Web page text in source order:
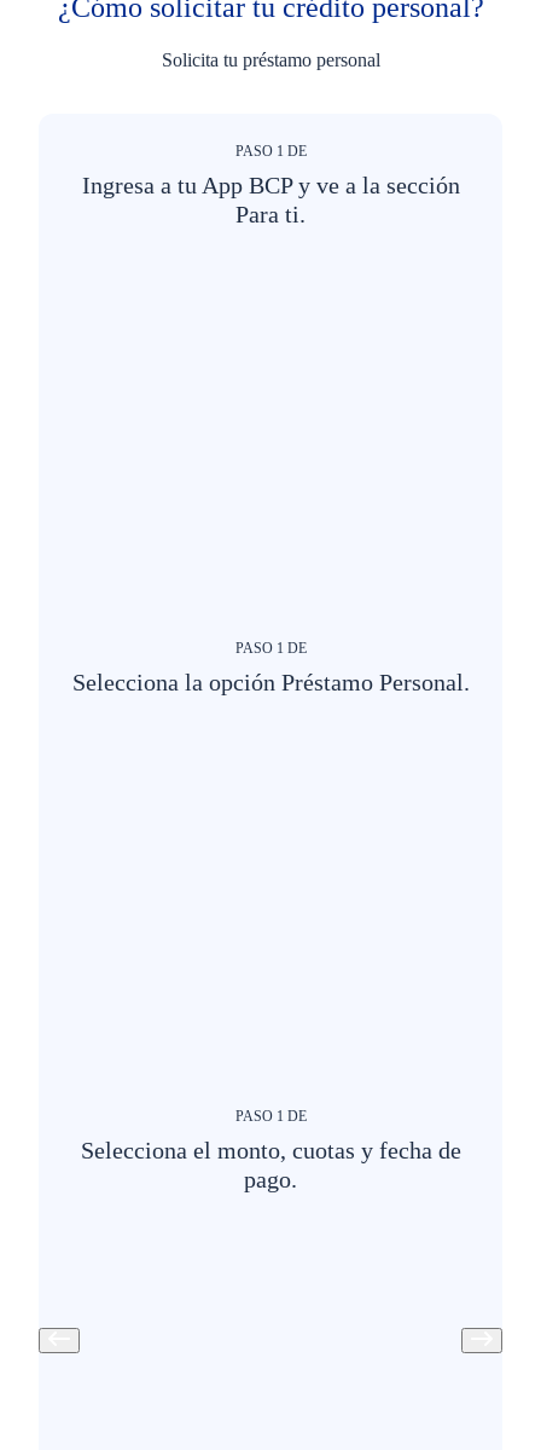
¿Cómo solicitar tu crédito personal?
Solicita tu préstamo personal
PASO 1 DE
Ingresa a tu App BCP y ve a la sección
Para ti.
PASO 1 DE
Selecciona la opción Préstamo Personal.
PASO 1 DE
Selecciona el monto, cuotas y fecha de
pago.